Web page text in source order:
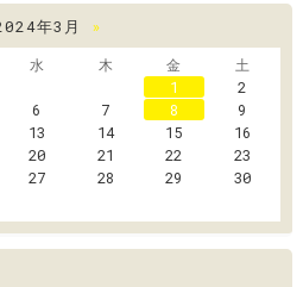
年3月
»
水 木 金
土
1
2
6 7 8
9
13 14 15
16
20 21 22
23
27 28 29
30